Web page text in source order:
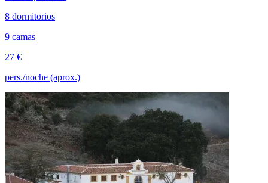
8 dormitorios
9 camas
27 €
pers./noche (aprox.)